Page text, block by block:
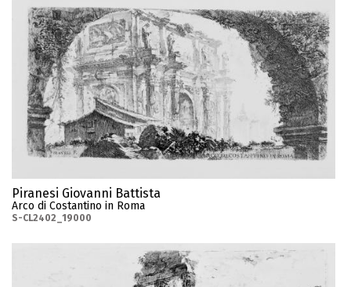
Piranesi Giovanni Battista
Arco di Costantino in Roma
S-CL2402_19000